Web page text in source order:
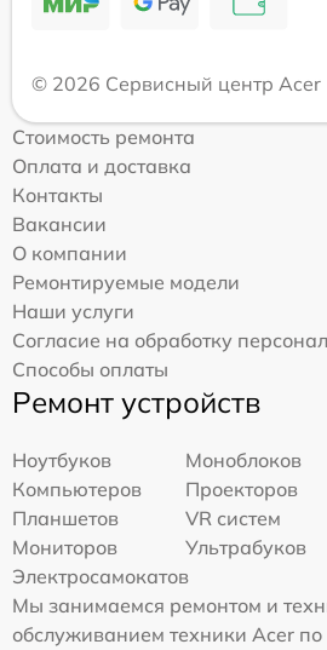
© 2026 Сервисный центр Acer
Стоимость ремонта
Оплата и доставка
Контакты
Вакансии
О компании
Ремонтируемые модели
Наши услуги
Согласие на обработку
Способы оплаты
Ремонт устройств
Ноутбуков
Моноблоков
Компьютеров
Проекторов
Планшетов
VR систем
Мониторов
Ультрабуков
Электросамокатов
Мы занимаемся ремонтом и
обслуживанием техники Acer по